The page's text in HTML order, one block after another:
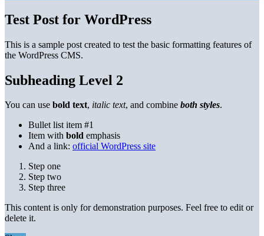
Test Post for WordPress
This is a sample post created to test the basic formatting features of
the WordPress CMS.
Subheading Level 2
You can use bold text, italic text, and combine both styles.
Bullet list item #1
Item with bold emphasis
And a link: official WordPress site
Step one
Step two
Step three
This content is only for demonstration purposes. Feel free to edit or
delete it.